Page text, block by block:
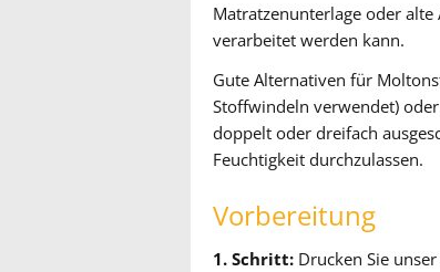
Matratzenunterlage oder
verarbeitet werden kann.
Gute Alternativen für
Stoffwindeln verwendet)
doppelt oder dreifach
Feuchtigkeit durchzulassen.
Vorbereitung
1. Schritt: Drucken Sie